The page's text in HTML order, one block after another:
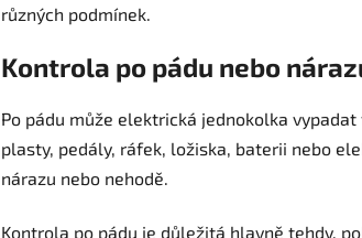
různých podmínek.
Kontrola po pádu nebo
Po pádu může elektrická jednokolka
plasty, pedály, ráfek, ložiska, baterii nebo
nárazu nebo nehodě.
Kontrola po pádu je důležitá hlavně tehdy,